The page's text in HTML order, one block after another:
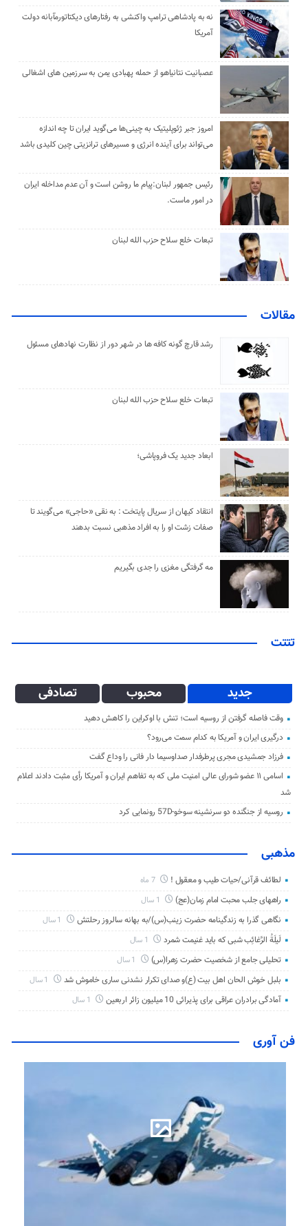
نه به پادشاهی ترامپ واکنشی به رفتارهای دیکتاتورمآبانه دولت
آمریکا
عصبانیت نتانیاهو از حمله پهبادی یمن به سرزمین های اشغالی
امروز جبر ژئوپلیتیک به چینی‌ها می‌گوید ایران تا چه اندازه
می‌تواند برای آینده انرژی و مسیرهای ترانزیتی چین کلیدی باشد
رئیس جمهور لبنان:پیام ما روشن است و آن عدم مداخله ایران
در امور ماست.
تبعات خلع سلاح حزب الله لبنان
مقالات
رشد قارچ گونه کافه ها در شهر دور از نظارت نهادهای مسئول
تبعات خلع سلاح حزب الله لبنان
ابعاد جدید یک فروپاشی؛
انتقاد کیهان از سریال پایتخت : به نقی «حاجی» می‌گویند تا
صفات زشت او را به افراد مذهبی نسبت بدهند
مه گرفتگی مغزی را جدی بگیریم
تتتت
جدید محبوب تصادفی
وقت فاصله گرفتن از روسیه است؛ تنش با اوکراین را کاهش دهید
درگیری ایران و آمریکا به کدام سمت می‌رود؟
فرزاد جمشیدی مجری پرطرفدار صداوسیما دار فانی را وداع گفت
اسامی ۱۱ عضو شورای عالی امنیت ملی که به تفاهم ایران و آمریکا رأی مثبت دادند اعلام
شد
روسیه از جنگنده دو سرنشینه سوخو-57D رونمایی کرد
مذهبی
لطائف قرآنی/حیات طیب و معقول ! 7 ماه
راههای جلب محبت امام زمان(عج)
نگاهی گذرا به زندگینامه حضرت زینب(س)/به بهانه سالروز رحلتش
لَیلَةُ الرَّغائِب شبی که باید غنیمت شمرد
تحلیلی جامع از شخصیت حضرت زهرا(س)
بلبل خوش الحان اهل بیت (ع)و صدای تکرار نشدنی ساری خاموش شد
آمادگی برادران عراقی برای پذیرائی 10 میلیون زائر اربعین
فن آوری